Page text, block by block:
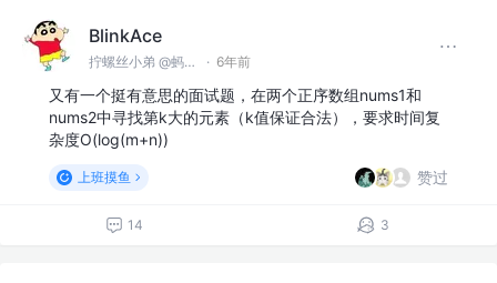
BlinkAce
拧螺丝小弟 @蚂蚁集团 · 6年前
又有一个挺有意思的面试题，在两个正序数组nums1和
nums2中寻找第k大的元素（k值保证合法），要求时间复
杂度O(log(m+n))
上班摸鱼 赞过
14 3